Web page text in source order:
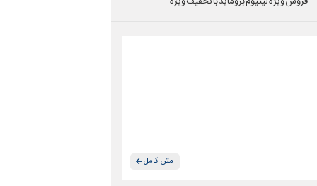
متن کامل